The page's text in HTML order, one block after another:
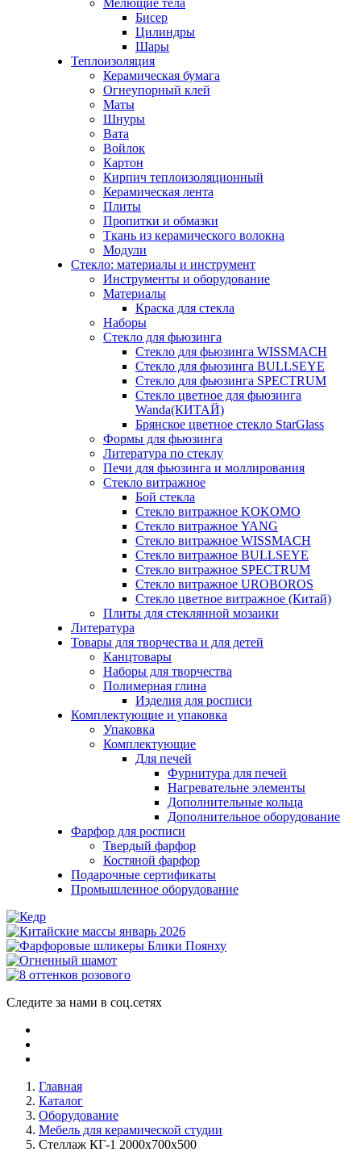
Мелющие тела
Бисер
Цилиндры
Шары
Теплоизоляция
Керамическая бумага
Огнеупорный клей
Маты
Шнуры
Вата
Войлок
Картон
Кирпич теплоизоляционный
Керамическая лента
Плиты
Пропитки и обмазки
Ткань из керамического волокна
Модули
Стекло: материалы и инструмент
Инструменты и оборудование
Материалы
Краска для стекла
Наборы
Стекло для фьюзинга
Стекло для фьюзинга WISSMACH
Стекло для фьюзинга BULLSEYE
Стекло для фьюзинга SPECTRUM
Стекло цветное для фьюзинга
Wanda(КИТАЙ)
Брянское цветное стекло StarGlass
Формы для фьюзинга
Литература по стеклу
Печи для фьюзинга и моллирования
Стекло витражное
Бой стекла
Стекло витражное KOKOMO
Стекло витражное YANG
Стекло витражное WISSMACH
Стекло витражное BULLSEYE
Стекло витражное SPECTRUM
Стекло витражное UROBOROS
Стекло цветное витражное (Китай)
Плиты для стеклянной мозаики
Литература
Товары для творчества и для детей
Канцтовары
Наборы для творчества
Полимерная глина
Изделия для росписи
Комплектующие и упаковка
Упаковка
Комплектующие
Для печей
Фурнитура для печей
Нагревательне элементы
Дополнительные кольца
Дополнительное оборудование
Фарфор для росписи
Твердый фарфор
Костяной фарфор
Подарочные сертификаты
Промышленное оборудование
Следите за нами в соц.сетях
Главная
Каталог
Оборудование
Мебель для керамической студии
Стеллаж КГ-1 2000х700х500